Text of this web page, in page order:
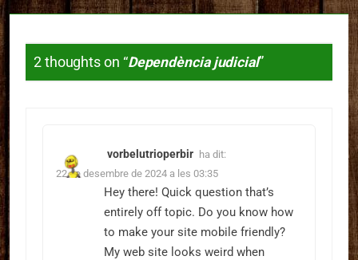
2 thoughts on “Dependència judicial”
vorbelutrioperbir ha dit:
22 de desembre de 2024 a les 03:35
Hey there! Quick question that’s
entirely off topic. Do you know how
to make your site mobile friendly?
My web site looks weird when